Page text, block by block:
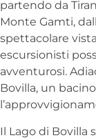
partendo da
Monte Gamti,
spettacolare
escursionisti
avventurosi.
Bovilla, un
Il Lago di Bovilla